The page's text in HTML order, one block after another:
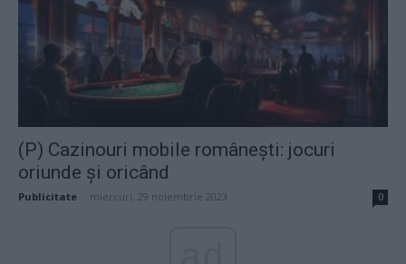
(P) Cazinouri mobile românești: jocuri
oriunde și oricând
Publicitate miercuri, 29 noiembrie 2023 0